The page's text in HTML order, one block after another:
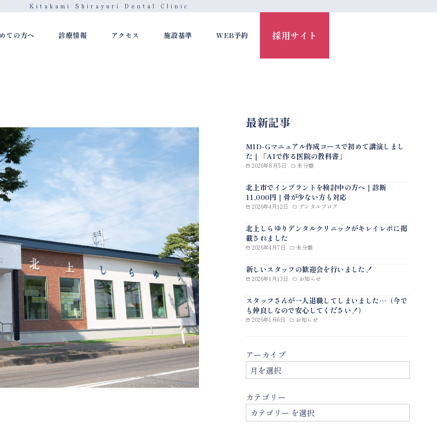
Kitakami Shirayuri Dental Clinic
ての方へ 診療情報 アクセス 施設基準 WEB予約 採用サイト
最新記事
2026年8月5日 未分類
MID-Gマニュアル作成コースで初めて講演しまし
た｜「AIで作る医院の教科書」
2026年4月12日 デンタルブログ
北上市でインプラントを検討中の方へ｜診断
11,000円｜骨が少ない方も対応
2026年4月7日 未分類
北上しらゆりデンタルクリニックがキレイレポに掲
載されました
2026年1月13日 お知らせ
新しいスタッフの歓迎会を行いました！
2026年1月6日 お知らせ
スタッフさんが一人退職してしまいました…（今で
も仲良しなので安心してください！）
アーカイブ
カテゴリー